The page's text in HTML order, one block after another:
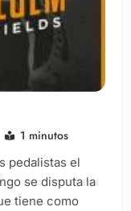
1 minutos
pedalistas el
se disputa la
tiene como